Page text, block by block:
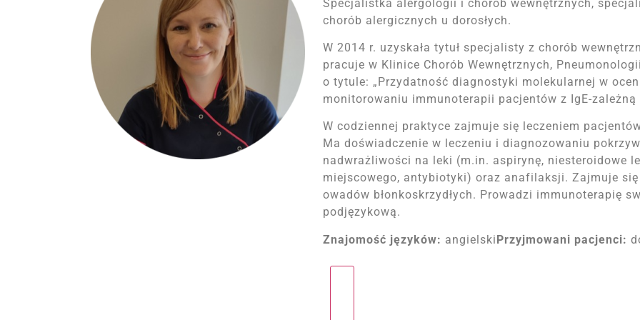
Specjalistka alergologii i chorób wewnętrznych,
chorób alergicznych u dorosłych.
W 2014 r. uzyskała tytuł specjalisty z chorób
pracuje w Klinice Chorób Wewnętrznych,
o tytule: „Przydatność diagnostyki molekularnej w
monitorowaniu immunoterapii pacjentów z IgE-
W codziennej praktyce zajmuje się leczeniem
Ma doświadczenie w leczeniu i diagnozowaniu
nadwrażliwości na leki (m.in. aspirynę, niesteroidowe
miejscowego, antybiotyki) oraz anafilaksji. Zajmuje
owadów błonkoskrzydłych. Prowadzi immunoterapię
podjęzykową.
Znajomość języków: angielskiPrzyjmowani pacjenci: